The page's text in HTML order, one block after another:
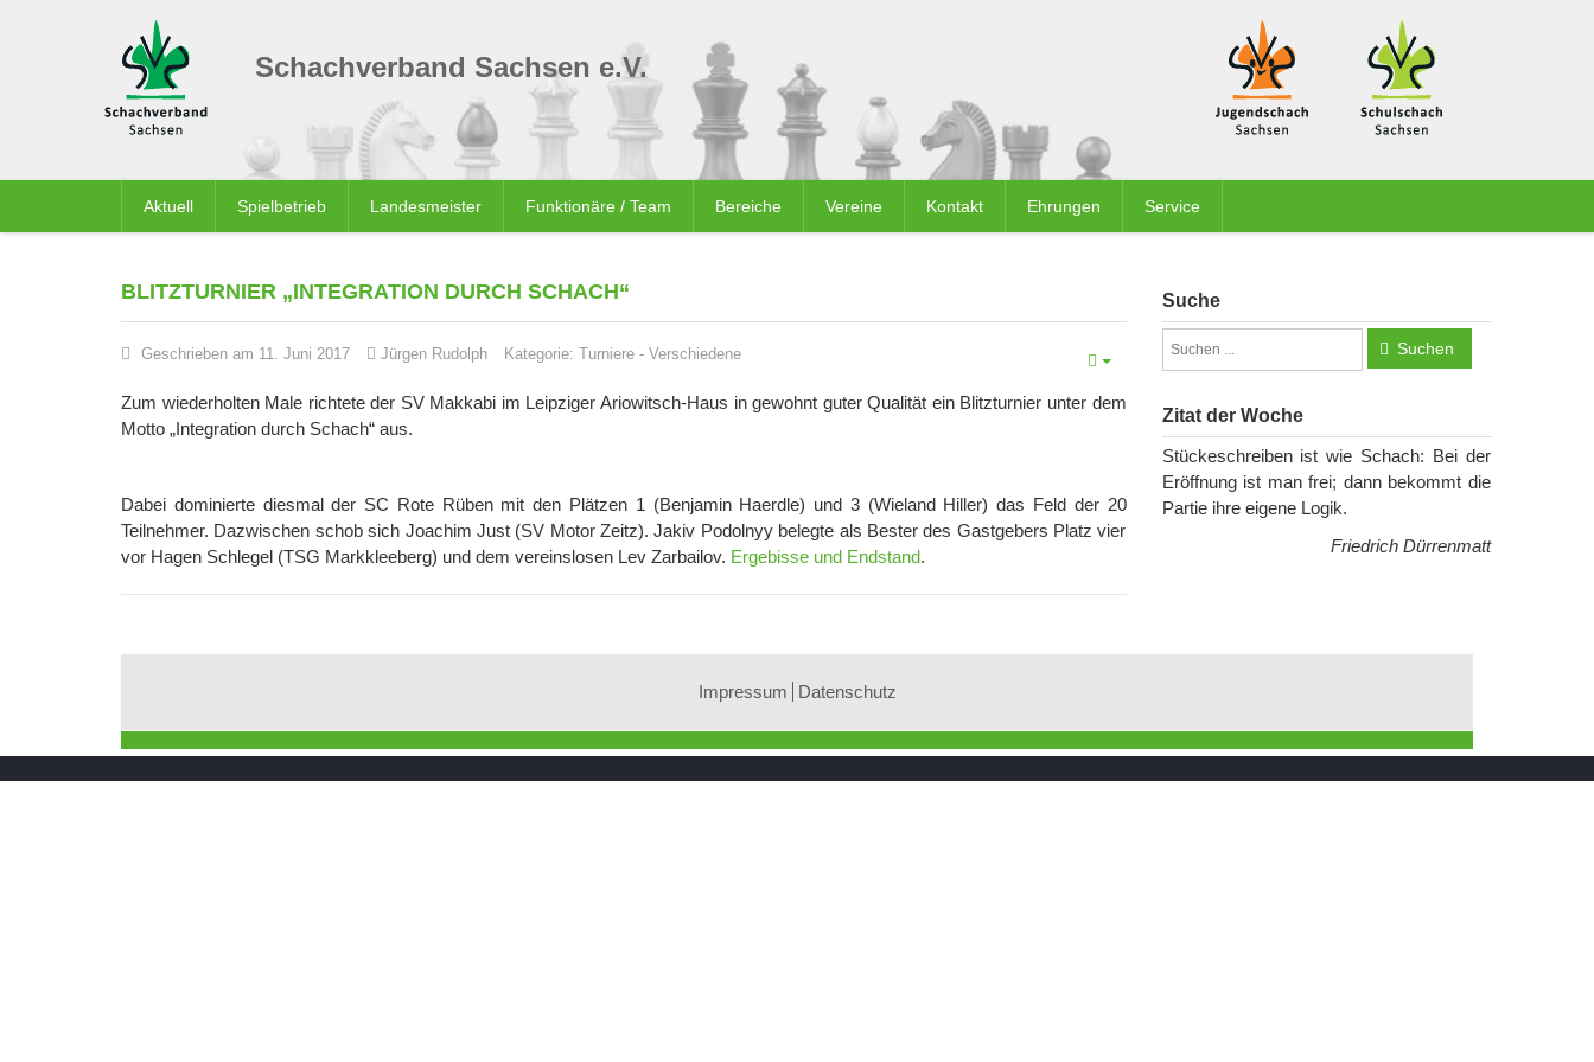
Schachverband Sachsen e.V.
Aktuell Spielbetrieb Landesmeister Funktionäre / Team Bereiche Vereine Kontakt Ehrungen Service
BLITZTURNIER „INTEGRATION DURCH SCHACH“
Geschrieben am 11. Juni 2017 Jürgen Rudolph Kategorie: Turniere - Verschiedene
Zum wiederholten Male richtete der SV Makkabi im Leipziger Ariowitsch-Haus in gewohnt guter Qualität ein Blitzturnier unter dem
Motto „Integration durch Schach“ aus.
Dabei dominierte diesmal der SC Rote Rüben mit den Plätzen 1 (Benjamin Haerdle) und 3 (Wieland Hiller) das Feld der 20
Teilnehmer. Dazwischen schob sich Joachim Just (SV Motor Zeitz). Jakiv Podolnyy belegte als Bester des Gastgebers Platz vier
vor Hagen Schlegel (TSG Markkleeberg) und dem vereinslosen Lev Zarbailov. Ergebisse und Endstand.
Suche
Suchen
Zitat der Woche
Stückeschreiben ist wie Schach: Bei der
Eröffnung ist man frei; dann bekommt die
Partie ihre eigene Logik.
Friedrich Dürrenmatt
Impressum Datenschutz